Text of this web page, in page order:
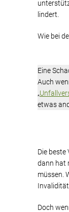
lindert.
Wie bei
Eine
Auch
„
etwas
Die beste
dann hat
müssen.
Doch